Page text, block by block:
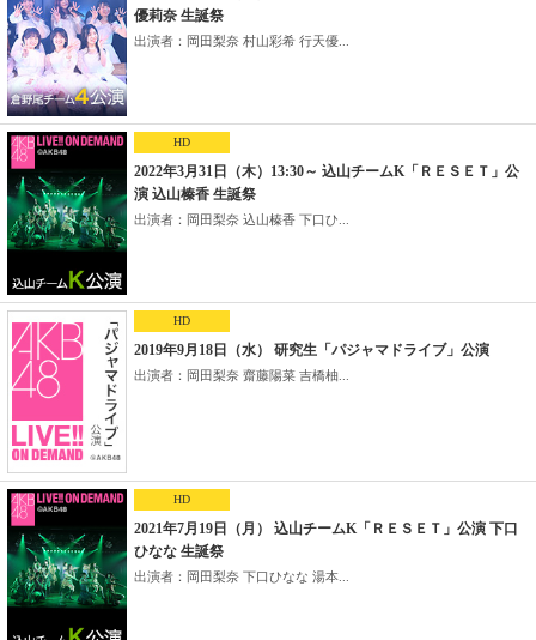
優莉奈 生誕祭
出演者：岡田梨奈 村山彩希 行天優...
HD
2022年3月31日（木）13:30～ 込山チームK「ＲＥＳＥＴ」公
演 込山榛香 生誕祭
出演者：岡田梨奈 込山榛香 下口ひ...
HD
2019年9月18日（水） 研究生「パジャマドライブ」公演
出演者：岡田梨奈 齋藤陽菜 吉橋柚...
HD
2021年7月19日（月） 込山チームK「ＲＥＳＥＴ」公演 下口
ひなな 生誕祭
出演者：岡田梨奈 下口ひなな 湯本...